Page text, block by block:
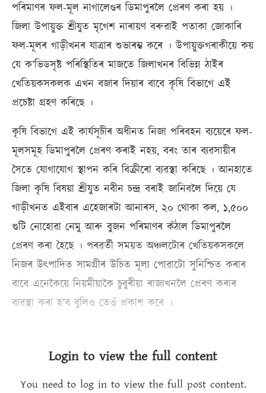
পৰিমাণৰ ফল-মূল নাগালেণ্ডৰ ডিমাপুৰলৈ প্ৰেৰণ কৰা হয় ।
জিলা উপায়ুক্ত শ্ৰীযুত মৃগেশ নাৰায়ণ বৰুৱাই পতাকা জোকাৰি
ফল-মূলৰ গাড়ীখনৰ যাত্ৰাৰ শুভাৰম্ভ কৰে । উপায়ুক্তগৰাকীয়ে কয়
যে ক’ভিডসৃষ্ট পৰিস্থিতিৰ মাজতে জিলাখনৰ বিভিন্ন ঠাইৰ
খেতিয়কসকলক এখন বজাৰ দিয়াৰ বাবে কৃষি বিভাগে এই
প্ৰচেষ্টা গ্ৰহণ কৰিছে ।
কৃষি বিভাগে এই কাৰ্যসূচীৰ অধীনত নিজা পৰিবহন ব্যয়েৰে ফল-
মূলসমূহ ডিমাপুৰলৈ প্ৰেৰণ কৰাই নহয়, বৰং তাৰ ব্যৱসায়ীৰ
সৈতে যোগাযোগ স্থাপন কৰি বিক্ৰীৰো ব্যৱস্থা কৰিছে । আনহাতে
জিলা কৃষি বিষয়া শ্ৰীযুত নবীন চন্দ্ৰ বৰাই জানিবলৈ দিয়ে যে
গাড়ীখনত এইবাৰ এহেজাৰটা আনাৰস, ২০ থোকা কল, ১,৫০০
গুটি নোহোৱা নেমু আৰু বুজন পৰিমাণৰ কঁঠাল ডিমাপুৰলৈ
প্ৰেৰণ কৰা হৈছে । পৰৱৰ্তী সময়ত অঞ্চলটোৰ খেতিয়কসকলে
নিজৰ উৎপাদিত সামগ্ৰীৰ উচিত মূল্য পোৱাটো সুনিশ্চিত কৰাৰ
বাবে এনেকৈয়ে নিয়মীয়াকৈ চুবুৰীয়া ৰাজ্যখনলৈ প্ৰেৰণ কৰাৰ
ব্যৱস্থা কৰা হ’ব বুলিও তেওঁ প্ৰকাশ কৰে ।
Login to view the full content
You need to log in to view the full post content.